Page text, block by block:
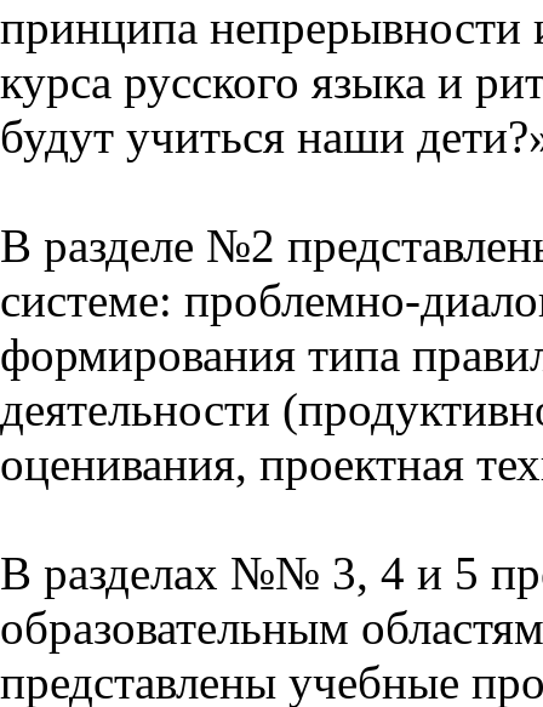
принципа непрерывности
курса русского языка и
будут учиться наши
В разделе №2
системе: проблемно-
формирования типа
деятельности
оценивания, проектная
В разделах №№ 3, 4 и 5
образовательным
представлены учебные